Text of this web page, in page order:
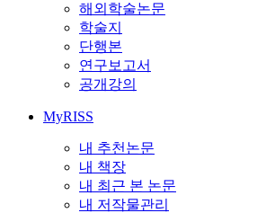
해외학술논문
학술지
단행본
연구보고서
공개강의
MyRISS
내 추천논문
내 책장
내 최근 본 논문
내 저작물관리